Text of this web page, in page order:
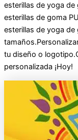
esterillas de yoga
esterillas de goma
esterillas de yoga
tamaños.
tu diseño o logotipo.
personalizada ¡Hoy!